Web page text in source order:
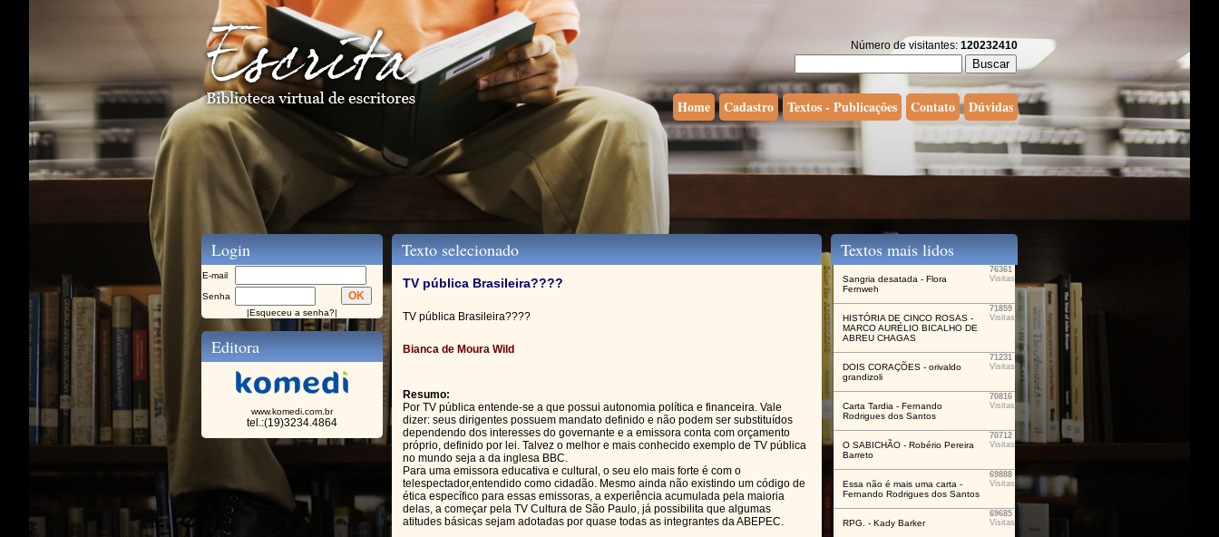
Número de visitantes: 120232410
Home Cadastro Textos - Publicações Contato Dúvidas
Login
E-mail
Senha
|Esqueceu a senha?|
Editora
www.komedi.com.br
tel.:(19)3234.4864
Texto selecionado
TV pública Brasileira????
TV pública Brasileira????
Bianca de Moura Wild
Resumo:
Por TV pública entende-se a que possui autonomia política e financeira. Vale
dizer: seus dirigentes possuem mandato definido e não podem ser substituídos
dependendo dos interesses do governante e a emissora conta com orçamento
próprio, definido por lei. Talvez o melhor e mais conhecido exemplo de TV pública
no mundo seja a da inglesa BBC.
Para uma emissora educativa e cultural, o seu elo mais forte é com o
telespectador,entendido como cidadão. Mesmo ainda não existindo um código de
ética específico para essas emissoras, a experiência acumulada pela maioria
delas, a começar pela TV Cultura de São Paulo, já possibilita que algumas
atitudes básicas sejam adotadas por quase todas as integrantes da ABEPEC.
Textos mais lidos
Sangria desatada - Flora
Fernweh
76361
Visitas
HISTÓRIA DE CINCO ROSAS -
MARCO AURÉLIO BICALHO DE
ABREU CHAGAS
71859
Visitas
DOIS CORAÇÕES - orivaldo
grandizoli
71231
Visitas
Carta Tardia - Fernando
Rodrigues dos Santos
70816
Visitas
O SABICHÃO - Robério Pereira
Barreto
70712
Visitas
Essa não é mais uma carta -
Fernando Rodrigues dos Santos
69888
Visitas
RPG. - Kady Barker
69685
Visitas